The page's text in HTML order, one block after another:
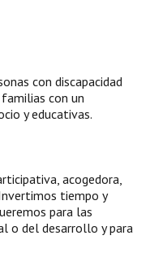
con discapacidad
con un
y educativas.
acogedora,
tiempo y
para las
o del desarrollo y para